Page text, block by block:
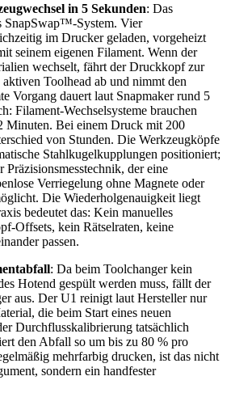
in 5 Sekunden: Das
SnapSwap™-System. Vier
im Drucker geladen, vorgeheizt
seinem eigenen Filament. Wenn der
wechselt, fährt der Druckkopf zur
Toolhead ab und nimmt den
Vorgang dauert laut Snapmaker rund 5
Filament-Wechselsysteme brauchen
Minuten. Bei einem Druck mit 200
von Stunden. Die Werkzeugköpfe
Stahlkugelkupplungen positioniert;
Präzisionsmesstechnik, der eine
Verriegelung ohne Magnete oder
Die Wiederholgenauigkeit liegt
bedeutet das: Kein manuelles
Offsets, kein Rätselraten, keine
passen.
: Da beim Toolchanger kein
Hotend gespült werden muss, fällt der
aus. Der U1 reinigt laut Hersteller nur
die beim Start eines neuen
Durchflusskalibrierung tatsächlich
den Abfall so um bis zu 80 % pro
mehrfarbig drucken, ist das nicht
sondern ein handfester